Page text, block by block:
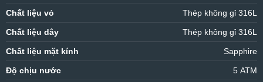
Chất liệu vỏ Thép không gỉ 316L
Chất liệu dây Thép không gỉ 316L
Chất liệu mặt kính Sapphire
Độ chịu nước 5 ATM